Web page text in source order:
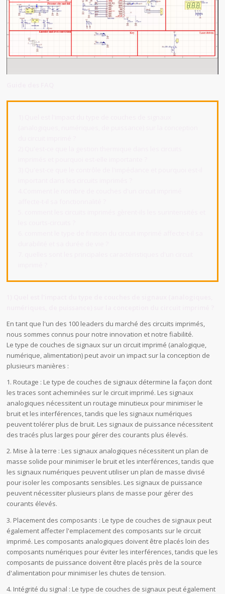
En tant que l'un des 100 leaders du marché des circuits imprimés,
nous sommes connus pour notre innovation et notre fiabilité.
Le type de couches de signaux sur un circuit imprimé (analogique,
numérique, alimentation) peut avoir un impact sur la conception de
plusieurs manières :
1. Routage : Le type de couches de signaux détermine la façon dont
les traces sont acheminées sur le circuit imprimé. Les signaux
analogiques nécessitent un routage minutieux pour minimiser le
bruit et les interférences, tandis que les signaux numériques
peuvent tolérer plus de bruit. Les signaux de puissance nécessitent
des tracés plus larges pour gérer des courants plus élevés.
2. Mise à la terre : Les signaux analogiques nécessitent un plan de
masse solide pour minimiser le bruit et les interférences, tandis que
les signaux numériques peuvent utiliser un plan de masse divisé
pour isoler les composants sensibles. Les signaux de puissance
peuvent nécessiter plusieurs plans de masse pour gérer des
courants élevés.
3. Placement des composants : Le type de couches de signaux peut
également affecter l'emplacement des composants sur le circuit
imprimé. Les composants analogiques doivent être placés loin des
composants numériques pour éviter les interférences, tandis que les
composants de puissance doivent être placés près de la source
d'alimentation pour minimiser les chutes de tension.
4. Intégrité du signal : Le type de couches de signaux peut également